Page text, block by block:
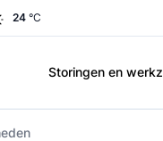
24 °C
Storingen en